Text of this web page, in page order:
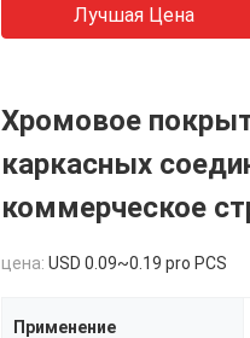
Лучшая Цена
Хромовое
каркасных
коммерческое
цена: USD 0.09~0.19 pro PCS
Применение